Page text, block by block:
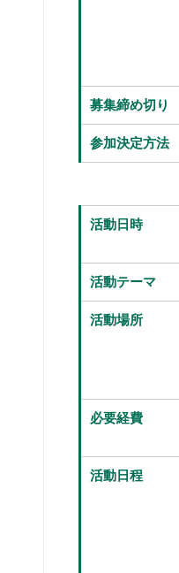
募集締め切り
参加決定方法
活動日時
活動テーマ
活動場所
必要経費
活動日程